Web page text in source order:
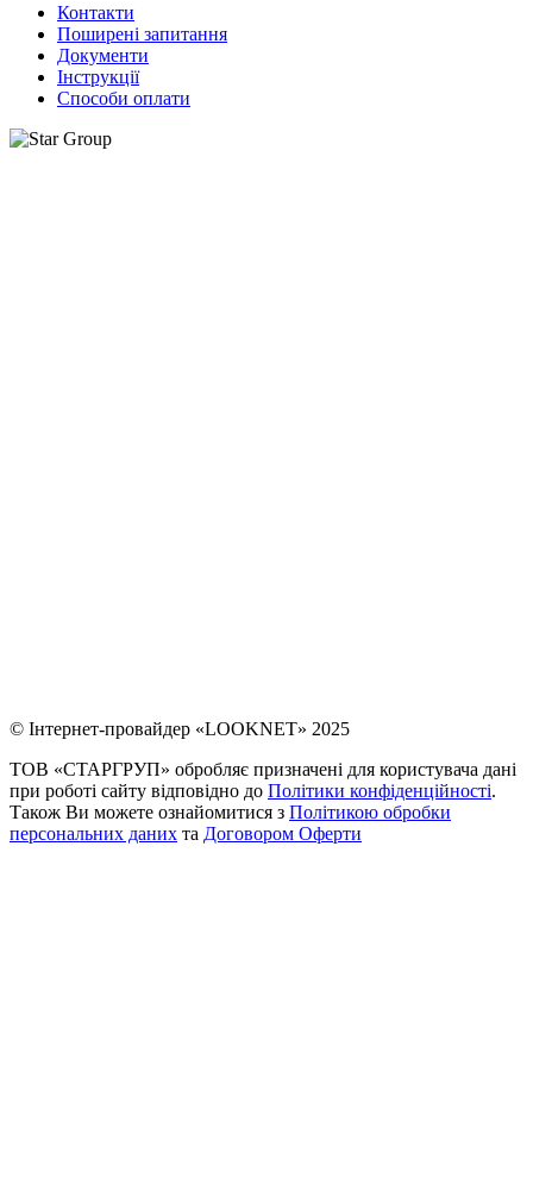
Контакти
Поширені запитання
Документи
Інструкції
Способи оплати
© Інтернет-провайдер «LOOKNET» 2025
ТОВ «СТАРГРУП» обробляє призначені для користувача дані
при роботі сайту відповідно до Політики конфіденційності.
Також Ви можете ознайомитися з Політикою обробки
персональних даних та Договором Оферти